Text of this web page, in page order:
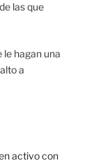
las que
le hagan una
a
activo con